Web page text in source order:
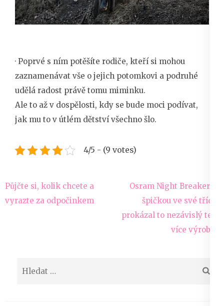
· Poprvé s ním potěšíte rodiče, kteří si mohou
zaznamenávat vše o jejich potomkovi a podruhé
udělá radost právě tomu miminku.
Ale to až v dospělosti, kdy se bude moci podívat,
jak mu to v útlém dětství všechno šlo.
4/5 - (9 votes)
Navigace
pro
Půjčte si, kolik chcete a
vyrazte za odpočinkem
Osram Night Breaker je
špičkou ve své třídě,
prokázal to nezávislý test
více výrobců